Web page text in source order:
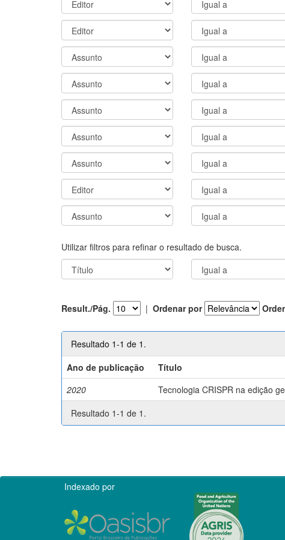
Utilizar filtros para refinar o resultado de busca.
Result./Pág. | Ordenar por
Resultado 1-1 de 1.
Ano de publicação
Título
2020
Tecnologia CRISPR na edição
Resultado 1-1 de 1.
Indexado por